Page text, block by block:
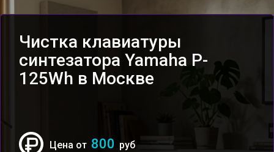
Чистка клавиатуры
синтезатора Yamaha P-
125Wh в Москве
Цена от 800 руб